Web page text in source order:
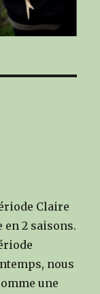
Claire
en 2 saisons.
nous
une